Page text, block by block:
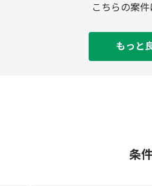
こちらの案
もっと
条